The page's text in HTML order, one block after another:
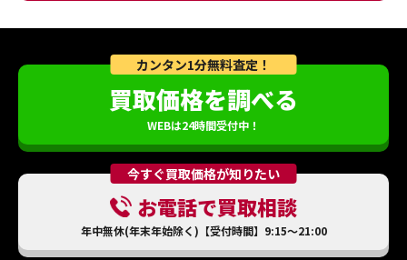
カンタン1分無料査定！
買取価格を調べる
WEBは24時間受付中！
今すぐ買取価格が知りたい
お電話で買取相談
年中無休(年末年始除く)【受付時間】9:15～21:00